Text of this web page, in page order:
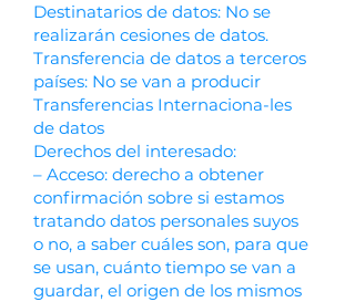
Destinatarios de datos: No se
realizarán cesiones de datos.
Transferencia de datos a terceros
países: No se van a producir
Transferencias Internaciona-les
de datos
Derechos del interesado:
– Acceso: derecho a obtener
confirmación sobre si estamos
tratando datos personales suyos
o no, a saber cuáles son, para que
se usan, cuánto tiempo se van a
guardar, el origen de los mismos